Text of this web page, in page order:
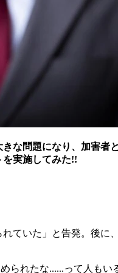
な問題になり、加害
実施してみた!!
ていた」と告発。後
れたな......って人も